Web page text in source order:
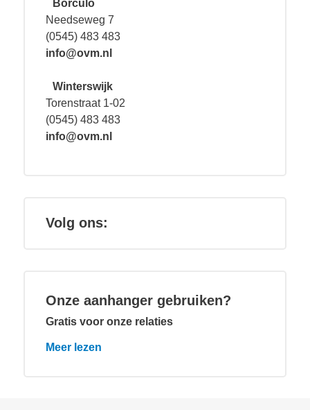
Borculo
Needseweg 7
(0545) 483 483
info@ovm.nl
Winterswijk
Torenstraat 1-02
(0545) 483 483
info@ovm.nl
Volg ons:
Onze aanhanger gebruiken?
Gratis voor onze relaties
Meer lezen